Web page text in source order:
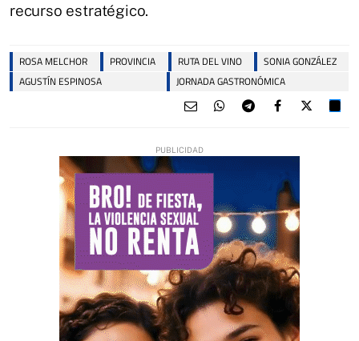
recurso estratégico.
ROSA MELCHOR PROVINCIA RUTA DEL VINO
SONIA GONZÁLEZ
AGUSTÍN ESPINOSA
JORNADA GASTRONÓMICA